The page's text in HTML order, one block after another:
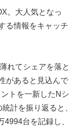
。大人気となっ
る情報をキャッチ
れてシェアを落と
があると見込んで
トを一新したNシ
計を振り返ると、
台を記録し、